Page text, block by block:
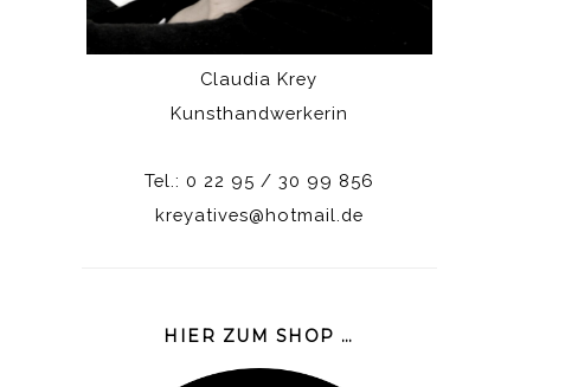
Claudia Krey
Kunsthandwerkerin
Tel.: 0 22 95 / 30 99 856
kreyatives@hotmail.de
HIER ZUM SHOP …